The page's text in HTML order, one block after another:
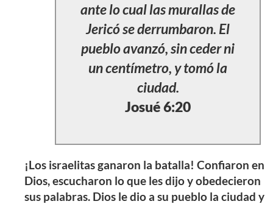
ante lo cual las murallas de
Jericó se derrumbaron. El
pueblo avanzó, sin ceder ni
un centímetro, y tomó la
ciudad.
Josué 6:20
¡Los israelitas ganaron la batalla! Confiaron en
Dios, escucharon lo que les dijo y obedecieron
sus palabras. Dios le dio a su pueblo la ciudad y